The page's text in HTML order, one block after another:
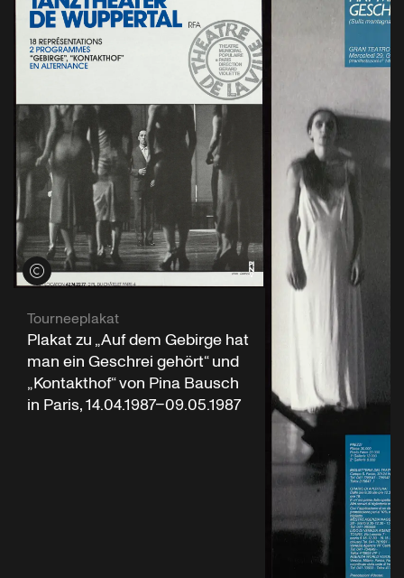
Credits öffnen
Tourneeplakat
Plakat zu „Auf dem Gebirge hat
man ein Geschrei gehört“ und
„Kontakthof“ von Pina Bausch
in Paris, 14.04.1987–09.05.1987